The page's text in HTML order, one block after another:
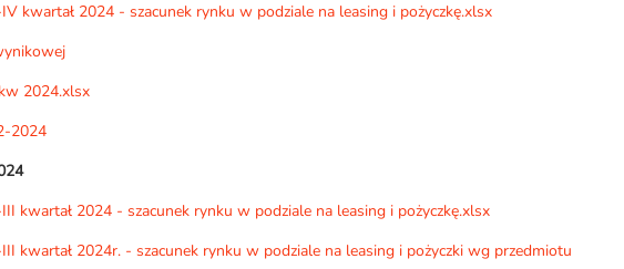
kwartał 2024 - szacunek rynku w podziale na leasing i pożyczkę.xlsx
2024.xlsx
2024
kwartał 2024 - szacunek rynku w podziale na leasing i pożyczkę.xlsx
kwartał 2024r. - szacunek rynku w podziale na leasing i pożyczki wg przedmiotu